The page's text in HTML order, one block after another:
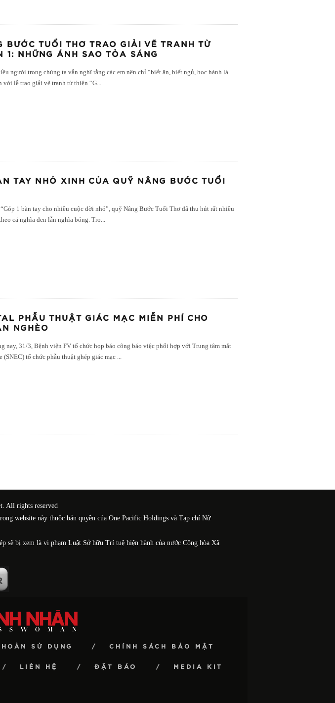
BƯỚC TUỔI THƠ TRAO GIẢI VẼ TRANH TỪ
1: NHỮNG ÁNH SAO TỎA SÁNG
người trong chúng ta vẫn nghĩ rằng các em nên chỉ “biết ăn, biết ngủ, học hành là
với lễ trao giải vẽ tranh từ thiện “G...
TAY NHỎ XINH CỦA QUỸ NÂNG BƯỚC TUỔI
1 bàn tay cho nhiều cuộc đời nhỏ”, quỹ Nâng Bước Tuổi Thơ đã thu hút rất nhiều
cả nghĩa đen lẫn nghĩa bóng. Tro...
PHẪU THUẬT GIÁC MẠC MIỄN PHÍ CHO
NGHÈO
nay, 31/3, Bệnh viện FV tổ chức họp báo công báo việc phối hợp với Trung tâm mắt
(SNEC) tổ chức phẫu thuật ghép giác mạc
All rights reserved
website này thuộc bản quyền của One Pacific Holdings và Tạp chí Nữ
sẽ bị xem là vi phạm Luật Sở hữu Trí tuệ hiện hành của nước Cộng hòa Xã
SỬ DỤNG CHÍNH SÁCH BẢO MẬT
LIÊN HỆ ĐẶT BÁO MEDIA KIT